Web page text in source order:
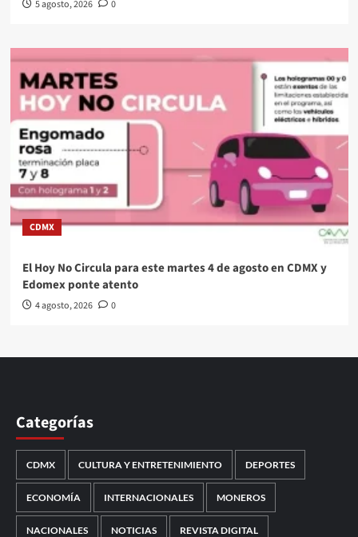
5 agosto, 2026 0
CDMX
El Hoy No Circula para este martes 4 de agosto en CDMX y
Edomex ponte atento
4 agosto, 2026 0
Categorías
CDMX CULTURA Y ENTRETENIMIENTO DEPORTES
ECONOMÍA INTERNACIONALES MONEROS
NACIONALES NOTICIAS REVISTA DIGITAL